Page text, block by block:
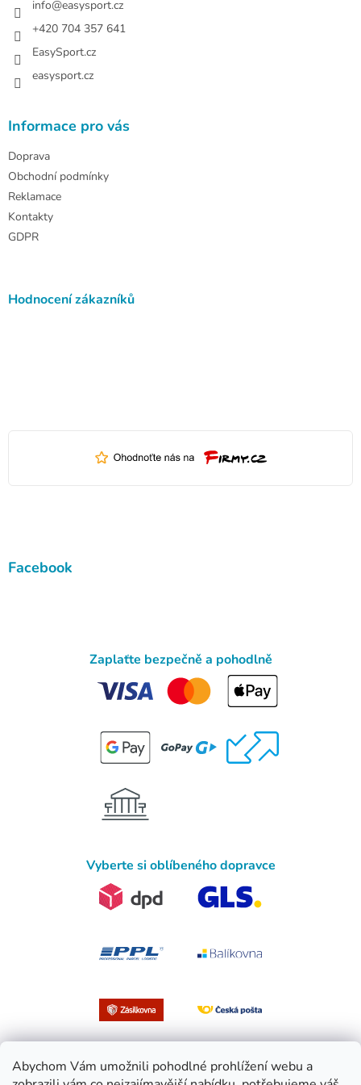
Abychom Vám umožnili pohodlné prohlížení webu a
info@easysport.cz
+420 704 357 641
EasySport.cz
easysport.cz
Informace pro vás
Doprava
Obchodní podmínky
Reklamace
Kontakty
GDPR
Hodnocení zákazníků
Facebook
Zaplaťte bezpečně a pohodlně
Vyberte si oblíbeného dopravce